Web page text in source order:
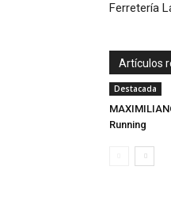
Ferretería
Artículos
Destacada
Running